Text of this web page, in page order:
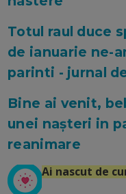
Totul raul duce
de ianuarie ne-
parinti - jurnal
Bine ai venit,
unei nașteri in
reanimare
Ai nascut de